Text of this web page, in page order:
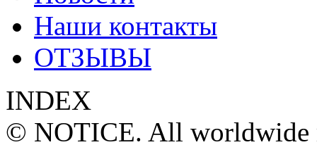
Наши контакты
ОТЗЫВЫ
INDEX
© NOTICE. All worldwide